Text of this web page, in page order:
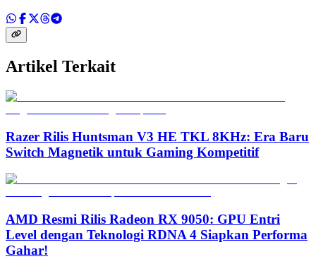
Artikel Terkait
Razer Rilis Huntsman V3 HE TKL 8KHz: Era Baru
Switch Magnetik untuk Gaming Kompetitif
AMD Resmi Rilis Radeon RX 9050: GPU Entri
Level dengan Teknologi RDNA 4 Siapkan Performa
Gahar!